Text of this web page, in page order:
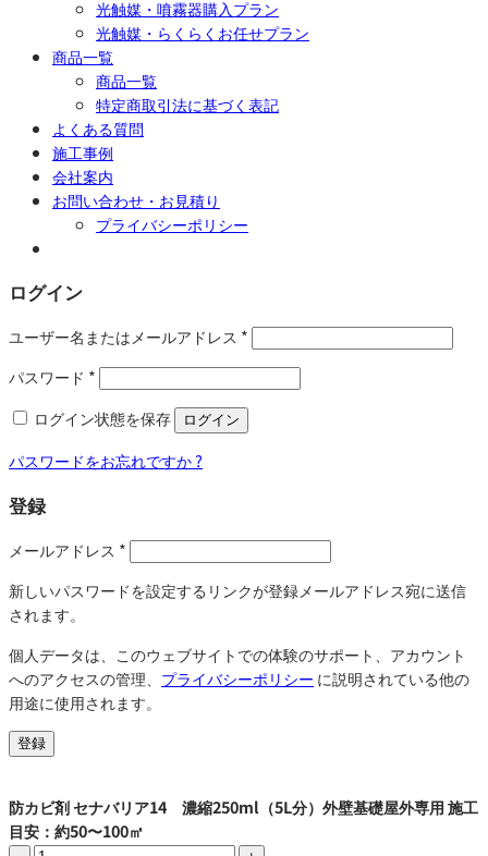
光触媒・噴霧器購入プラン
光触媒・らくらくお任せプラン
商品一覧
商品一覧
特定商取引法に基づく表記
よくある質問
施工事例
会社案内
お問い合わせ・お見積り
プライバシーポリシー
ログイン
ユーザー名またはメールアドレス *
パスワード *
ログイン状態を保存
ログイン
パスワードをお忘れですか ?
登録
メールアドレス *
新しいパスワードを設定するリンクが登録メールアドレス宛に送信
されます。
個人データは、このウェブサイトでの体験のサポート、アカウント
へのアクセスの管理、 プライバシーポリシー に説明されている他の
用途に使用されます。
登録
防カビ剤 セナバリア14 濃縮250ml（5L分）外壁基礎屋外専用 施工
目安：約50〜100㎡